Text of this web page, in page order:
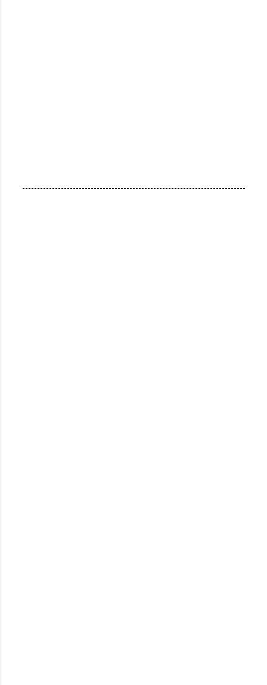
---------------------------------------------------------------------------